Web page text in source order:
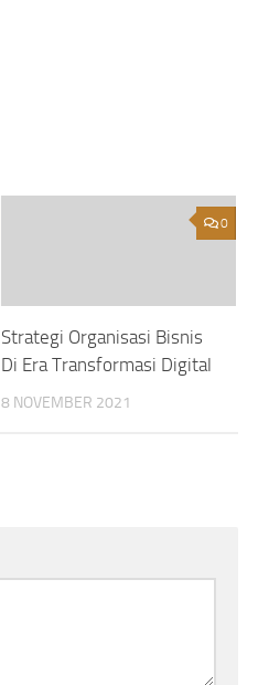
0
Strategi Organisasi Bisnis
Di Era Transformasi Digital
8 NOVEMBER 2021